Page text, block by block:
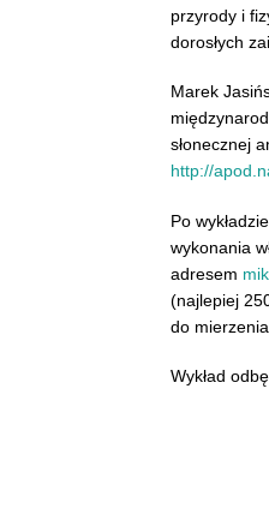
przyrody i
dorosłych
Marek
słonecznej
http://
Po
wykonania
adresem
(najlepiej
do
Wykład